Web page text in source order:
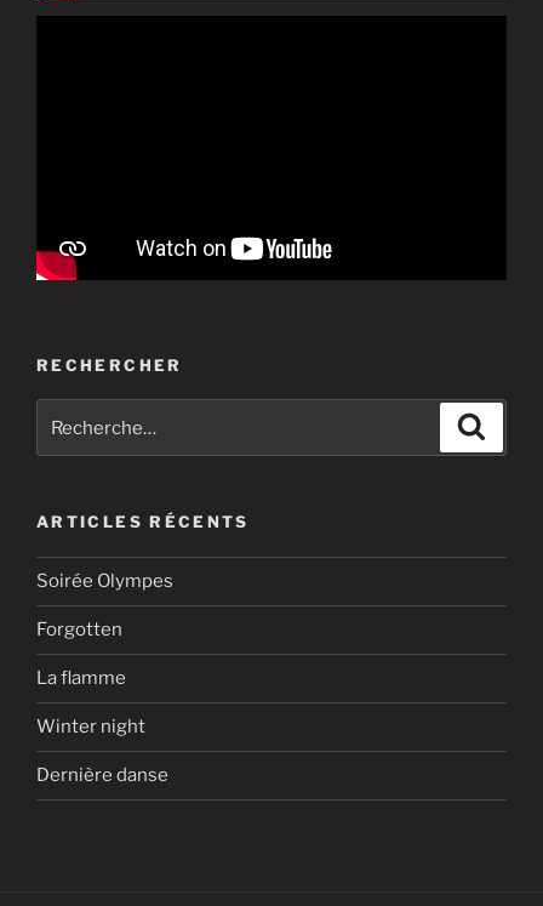
RECHERCHER
pour
ARTICLES RÉCENTS
Soirée Olympes
Forgotten
La flamme
Winter night
Dernière danse